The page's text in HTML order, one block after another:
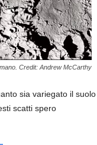
Credit: Andrew McCarthy
sia variegato il suolo
scatti spero